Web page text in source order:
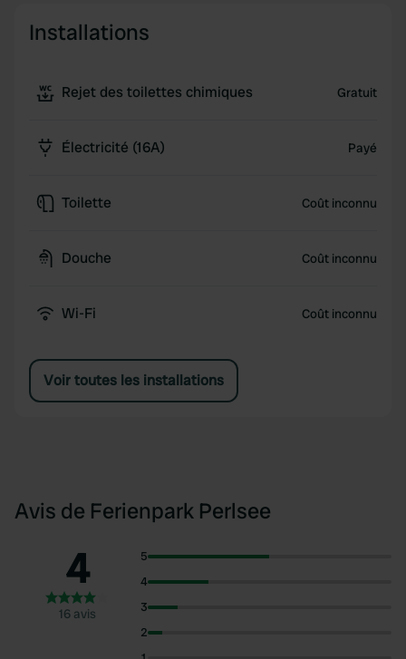
Installations
Rejet des toilettes chimiques Gratuit
Électricité (16A) Payé
Toilette Coût inconnu
Douche Coût inconnu
Wi-Fi Coût inconnu
Voir toutes les installations
Avis de Ferienpark Perlsee
4
16 avis
5
4
3
2